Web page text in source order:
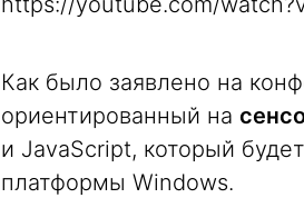
Как было заявлено на
ориентированный на
и JavaScript, который
платформы Windows.